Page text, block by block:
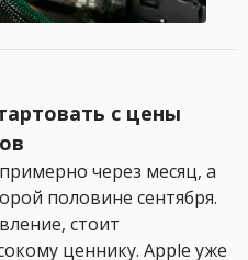
с цены
через месяц, а
половине сентября.
стоит
ценнику. Apple уже